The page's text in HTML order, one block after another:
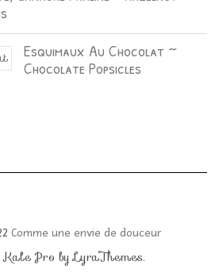
Esquimaux Au Chocolat ~
Chocolate Popsicles
Comme une envie de douceur
Kale Pro byLyraThemes.